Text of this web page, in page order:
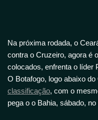
Na próxima rodada, o
contra o Cruzeiro, agora é
colocados, enfrenta o líder
O Botafogo, logo abaixo
classificação, com o
pega o o Bahia, sábado,